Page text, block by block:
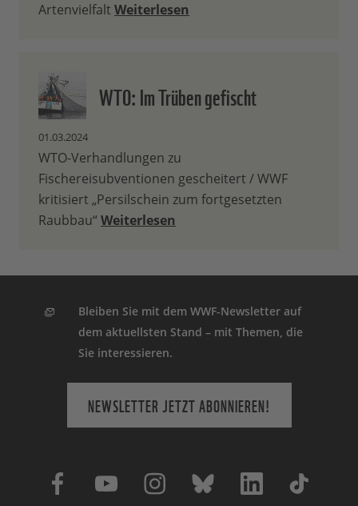
Artenvielfalt Weiterlesen
WTO: Im Trüben gefischt
01.03.2024
WTO-Verhandlungen zu
Fischereisubventionen gescheitert / WWF
kritisiert „Persilschein zum fortgesetzten
Raubbau“ Weiterlesen
Bleiben Sie mit dem WWF-Newsletter auf
dem aktuellsten Stand – mit Themen, die
Sie interessieren.
NEWSLETTER JETZT ABONNIEREN!